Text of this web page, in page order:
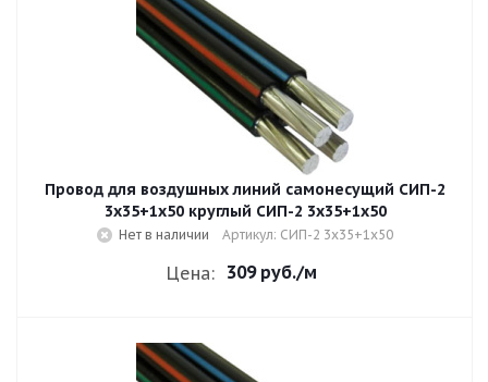
Провод для воздушных линий самонесущий СИП-2
3х35+1х50 круглый СИП-2 3х35+1х50
Нет в наличии Артикул: СИП-2 3х35+1х50
Цена: 309 руб./м